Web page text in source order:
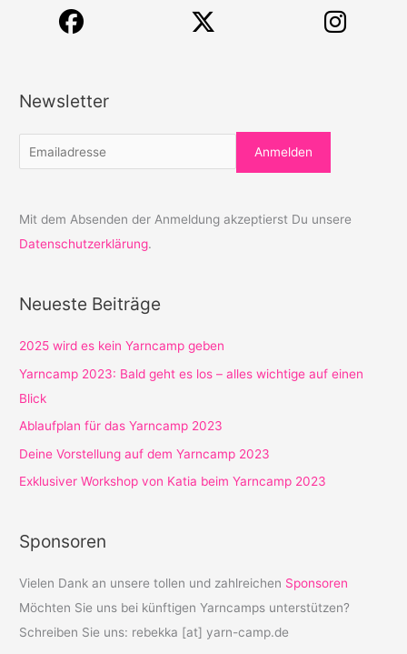
Newsletter
Mit dem Absenden der Anmeldung akzeptierst Du unsere
Datenschutzerklärung.
Neueste Beiträge
2025 wird es kein Yarncamp geben
Yarncamp 2023: Bald geht es los – alles wichtige auf einen
Blick
Ablaufplan für das Yarncamp 2023
Deine Vorstellung auf dem Yarncamp 2023
Exklusiver Workshop von Katia beim Yarncamp 2023
Sponsoren
Vielen Dank an unsere tollen und zahlreichen Sponsoren
Möchten Sie uns bei künftigen Yarncamps unterstützen?
Schreiben Sie uns: rebekka [at] yarn-camp.de